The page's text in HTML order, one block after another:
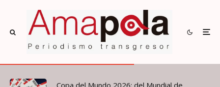
Copa del Mundo 2026: del Mundial de